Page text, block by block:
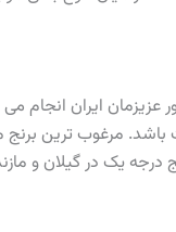
استان کشور عزیزمان
مرغوب ترین
یک در گیلان و